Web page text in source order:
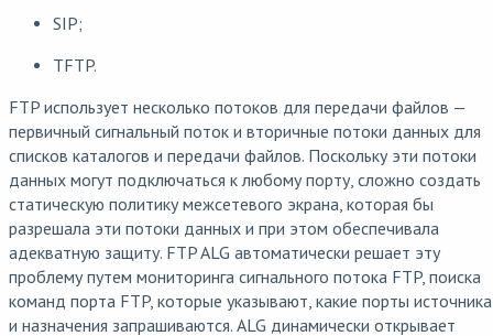
SIP;
TFTP.
FTP использует несколько потоков для передачи файлов —
первичный сигнальный поток и вторичные потоки данных для
списков каталогов и передачи файлов. Поскольку эти потоки
данных могут подключаться к любому порту, сложно создать
статическую политику межсетевого экрана, которая бы
разрешала эти потоки данных и при этом обеспечивала
адекватную защиту. FTP ALG автоматически решает эту
проблему путем мониторинга сигнального потока FTP, поиска
команд порта FTP, которые указывают, какие порты источника
и назначения запрашиваются. ALG динамически открывает